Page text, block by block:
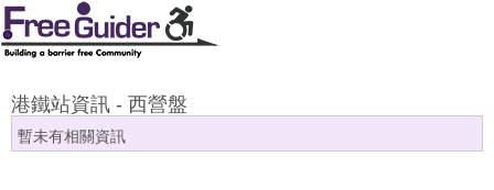
港鐵站資訊 - 西營盤
暫未有相關資訊